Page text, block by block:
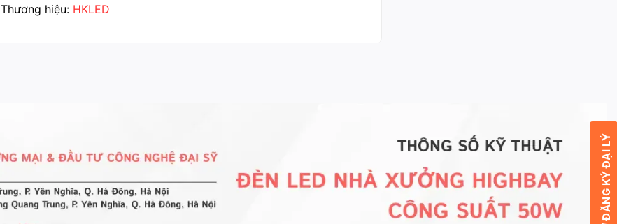
Thương hiệu: HKLED
ĐĂNG KÝ ĐẠI LÝ